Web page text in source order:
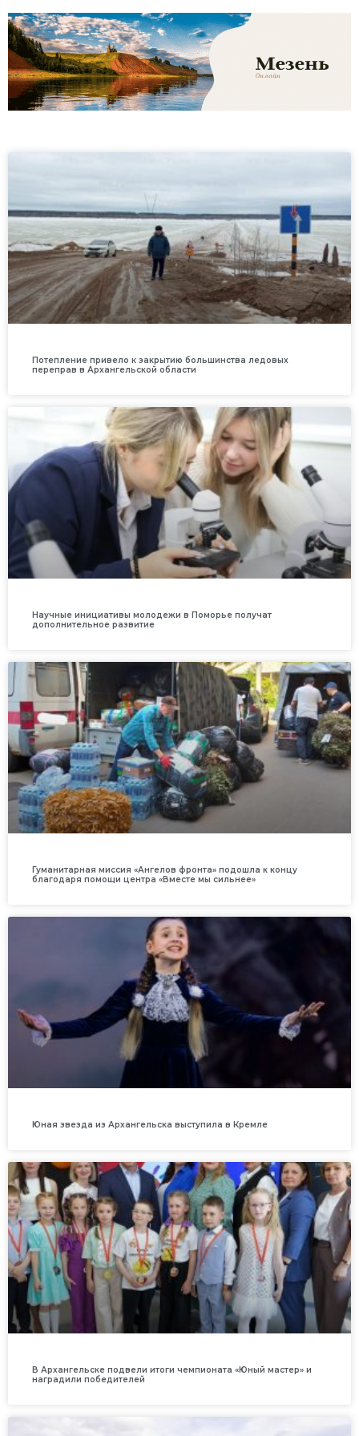
Потепление привело к закрытию большинства ледовых
переправ в Архангельской области
Научные инициативы молодежи в Поморье получат
дополнительное развитие
Гуманитарная миссия «Ангелов фронта» подошла к концу
благодаря помощи центра «Вместе мы сильнее»
Юная звезда из Архангельска выступила в Кремле
В Архангельске подвели итоги чемпионата «Юный мастер» и
наградили победителей